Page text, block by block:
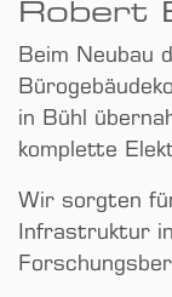
Robert
Beim Neubau
in Bühl
komplette
Wir sorgten
Infrastruktur